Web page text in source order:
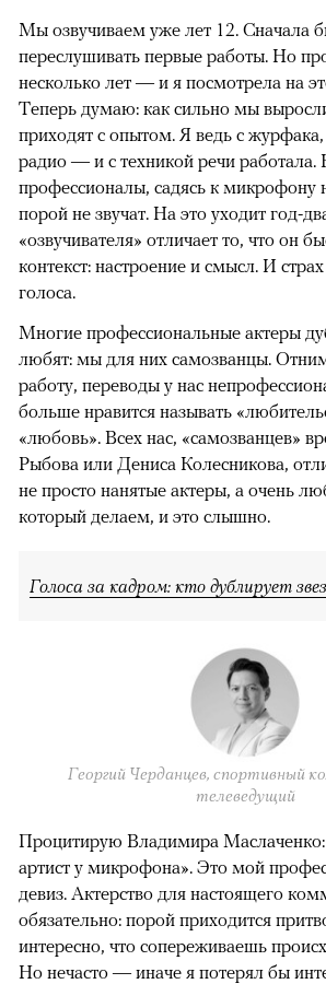
Мы озвучиваем уже лет 12. Сначала
переслушивать первые работы. Но
несколько лет — и я посмотрела на
Теперь думаю: как сильно мы
приходят с опытом. Я ведь с
радио — и с техникой речи
профессионалы, садясь к микрофону
порой не звучат. На это уходит год-
«озвучивателя» отличает то, что он
контекст: настроение и смысл. И
голоса.
Многие профессиональные актеры
любят: мы для них самозванцы.
работу, переводы у нас
больше нравится называть
«любовь». Всех нас, «самозванцев»
Рыбова или Дениса Колесникова,
не просто нанятые актеры, а очень
который делаем, и это слышно.
Голоса за кадром: кто дублирует
Георгий Черданцев, спортивный
телеведущий
Процитирую Владимира
артист у микрофона». Это мой
девиз. Актерство для настоящего
обязательно: порой приходится
интересно, что сопереживаешь
Но нечасто — иначе я потерял бы